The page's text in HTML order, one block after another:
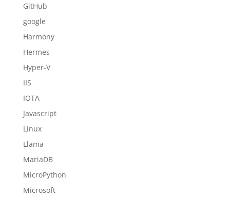
GitHub
google
Harmony
Hermes
Hyper-V
IIS
IOTA
Javascript
Linux
Llama
MariaDB
MicroPython
Microsoft